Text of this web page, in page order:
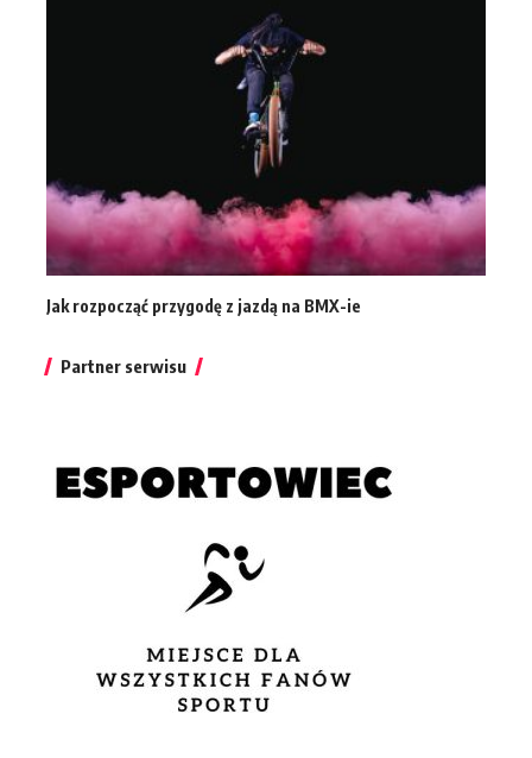
Jak rozpocząć przygodę z jazdą na BMX-ie
Partner serwisu